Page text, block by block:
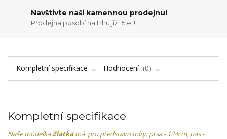
Navštivte naši kamennou prodejnu!
Prodejna působí na trhu již 15let!
Kompletní specifikace Hodnocení 0
Kompletní specifikace
Naše modelkaZlatkamá pro představu míry: prsa - 124cm, pas -